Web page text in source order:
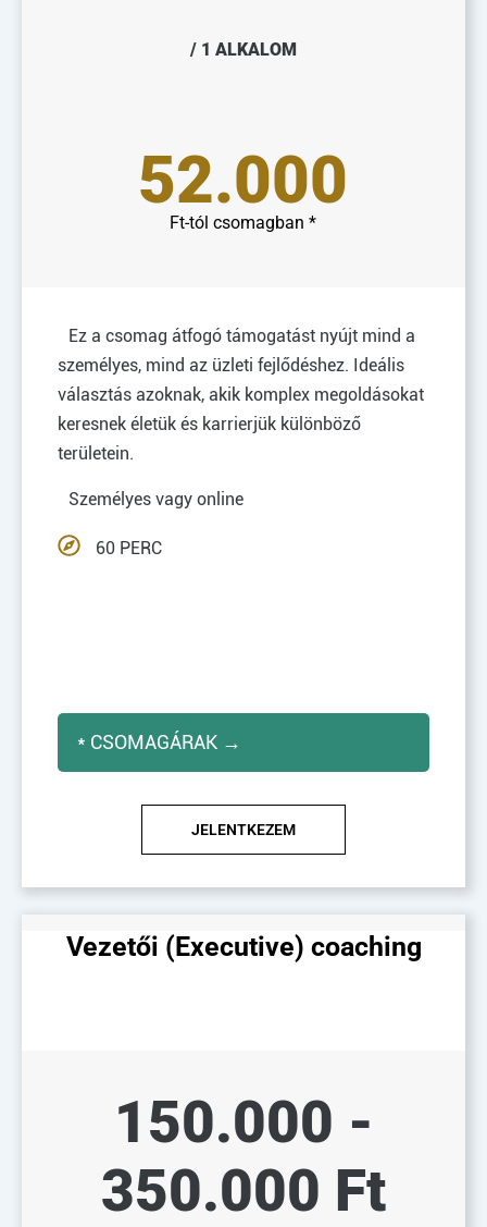
/ 1 ALKALOM
52.000
Ft-tól csomagban *
Ez a csomag átfogó támogatást nyújt mind a
személyes, mind az üzleti fejlődéshez. Ideális
választás azoknak, akik komplex megoldásokat
keresnek életük és karrierjük különböző
területein.
Személyes vagy online
60 PERC
* CSOMAGÁRAK →
JELENTKEZEM
Vezetői (Executive) coaching
150.000 -
350.000 Ft